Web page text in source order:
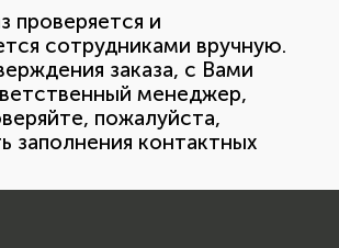
проверяется и
сотрудниками вручную.
заказа, с Вами
менеджер,
пожалуйста,
заполнения контактных